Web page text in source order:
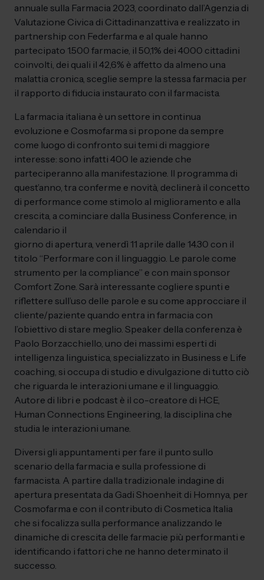
annuale sulla Farmacia 2023, coordinato dall’Agenzia di
Valutazione Civica di Cittadinanzattiva e realizzato in
partnership con Federfarma e al quale hanno
partecipato 1.500 farmacie, il 50,1% dei 4000 cittadini
coinvolti, dei quali il 42,6% è affetto da almeno una
malattia cronica, sceglie sempre la stessa farmacia per
il rapporto di fiducia instaurato con il farmacista.
La farmacia italiana è un settore in continua
evoluzione e Cosmofarma si propone da sempre
come luogo di confronto sui temi di maggiore
interesse: sono infatti 400 le aziende che
parteciperanno alla manifestazione. Il programma di
quest’anno, tra conferme e novità, declinerà il concetto
di performance come stimolo al miglioramento e alla
crescita, a cominciare dalla Business Conference, in
calendario il
giorno di apertura, venerdì 11 aprile dalle 14.30 con il
titolo “Performare con il linguaggio. Le parole come
strumento per la compliance” e con main sponsor
Comfort Zone. Sarà interessante cogliere spunti e
riflettere sull’uso delle parole e su come approcciare il
cliente/paziente quando entra in farmacia con
l’obiettivo di stare meglio. Speaker della conferenza è
Paolo Borzacchiello, uno dei massimi esperti di
intelligenza linguistica, specializzato in Business e Life
coaching, si occupa di studio e divulgazione di tutto ciò
che riguarda le interazioni umane e il linguaggio.
Autore di libri e podcast è il co-creatore di HCE,
Human Connections Engineering, la disciplina che
studia le interazioni umane.
Diversi gli appuntamenti per fare il punto sullo
scenario della farmacia e sulla professione di
farmacista. A partire dalla tradizionale indagine di
apertura presentata da Gadi Shoenheit di Homnya, per
Cosmofarma e con il contributo di Cosmetica Italia
che si focalizza sulla performance analizzando le
dinamiche di crescita delle farmacie più performanti e
identificando i fattori che ne hanno determinato il
successo.